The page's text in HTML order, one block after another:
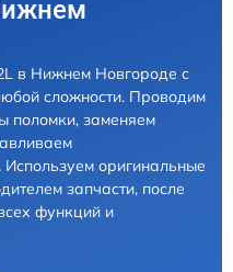
в Нижнем Новгороде с
сложности. Проводим
поломки, заменяем
Используем оригинальные
запчасти, после
функций и